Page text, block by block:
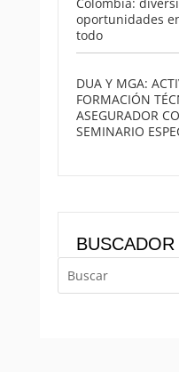
oportunidades
todo
DUA Y MGA:
FORMACIÓN
ASEGURADOR
SEMINARIO
BUSCADOR